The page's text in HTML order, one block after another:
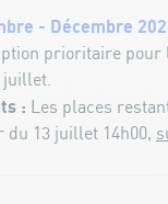
- Décembre
prioritaire pour
juillet.
: Les places
du 13 juillet 14h00,